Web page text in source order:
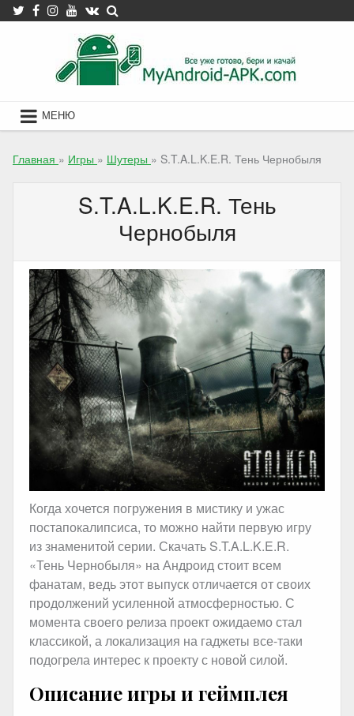
Skip
to
МЕНЮ
Главная » Игры » Шутеры » S.T.A.L.K.E.R. Тень Чернобыля
S.T.A.L.K.E.R. Тень
Чернобыля
Когда хочется погружения в мистику и ужас
постапокалипсиса, то можно найти первую игру
из знаменитой серии. Скачать S.T.A.L.K.E.R.
«Тень Чернобыля» на Андроид стоит всем
фанатам, ведь этот выпуск отличается от своих
продолжений усиленной атмосферностью. С
момента своего релиза проект ожидаемо стал
классикой, а локализация на гаджеты все-таки
подогрела интерес к проекту с новой силой.
Описание игры и геймплея